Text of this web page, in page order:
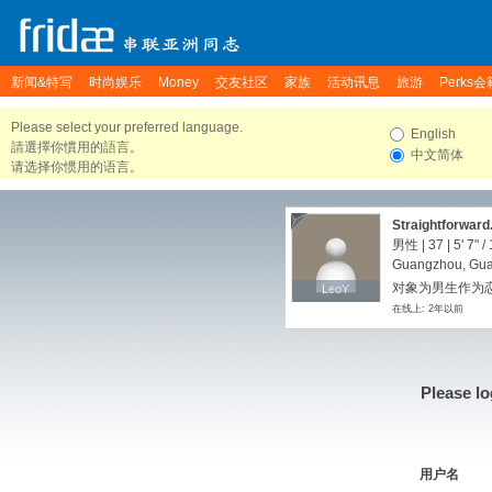
新闻&特写 时尚娱乐 Money 交友社区 家族 活动讯息 旅游 Perks会
Please select your preferred language.
請選擇你慣用的語言。
请选择你惯用的语言。
English
中文简体
LeoY
LeoY
男性 | 37 | 5' 7" /
Guangzhou,
对象为男生作为
在线上: 2年以前
Please
用户名